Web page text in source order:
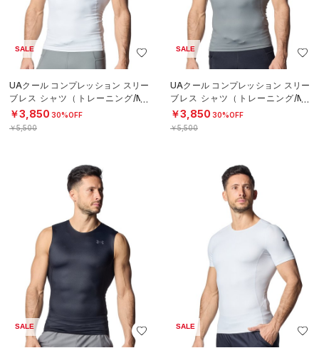
SALE
UAクール コンプレッション スリー
ブレス シャツ（トレーニング/ME
N）
￥3,850 30%OFF
￥5,500
SALE
UAクール コンプレッション スリー
ブレス シャツ（トレーニング/ME
N）
￥3,850 30%OFF
￥5,500
SALE SALE